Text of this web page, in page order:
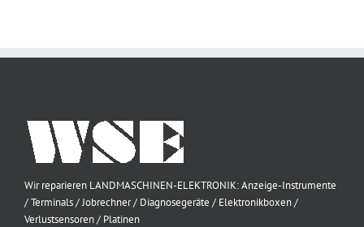
Wir reparieren LANDMASCHINEN-ELEKTRONIK: Anzeige-Instrumente
/ Terminals / Jobrechner / Diagnosegeräte / Elektronikboxen /
Verlustsensoren / Platinen